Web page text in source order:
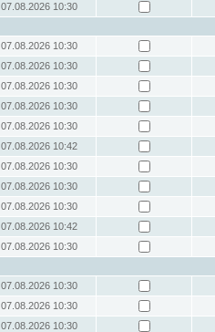
07.08.2026 10:30
07.08.2026 10:30
07.08.2026 10:30
07.08.2026 10:30
07.08.2026 10:30
07.08.2026 10:30
07.08.2026 10:42
07.08.2026 10:30
07.08.2026 10:30
07.08.2026 10:30
07.08.2026 10:42
07.08.2026 10:30
07.08.2026 10:30
07.08.2026 10:30
07.08.2026 10:30